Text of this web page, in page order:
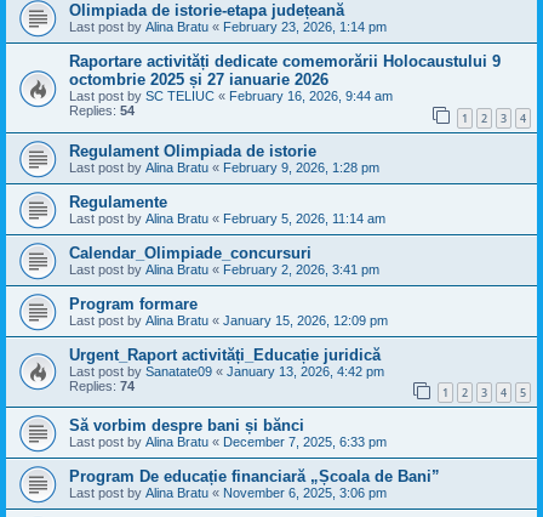
Olimpiada de istorie-etapa județeană
Last post by Alina Bratu « February 23, 2026, 1:14 pm
Raportare activități dedicate comemorării Holocaustului 9
octombrie 2025 și 27 ianuarie 2026
Last post by SC TELIUC « February 16, 2026, 9:44 am
Replies: 54 1 2 3 4
Regulament Olimpiada de istorie
Last post by Alina Bratu « February 9, 2026, 1:28 pm
Regulamente
Last post by Alina Bratu « February 5, 2026, 11:14 am
Calendar_Olimpiade_concursuri
Last post by Alina Bratu « February 2, 2026, 3:41 pm
Program formare
Last post by Alina Bratu « January 15, 2026, 12:09 pm
Urgent_Raport activități_Educație juridică
Last post by Sanatate09 « January 13, 2026, 4:42 pm
Replies: 74 1 2 3 4 5
Să vorbim despre bani și bănci
Last post by Alina Bratu « December 7, 2025, 6:33 pm
Program De educație financiară „Școala de Bani”
Last post by Alina Bratu « November 6, 2025, 3:06 pm